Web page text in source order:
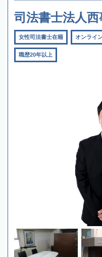
司法書士法人
女性司法書士在籍 オンライ
職歴20年以上